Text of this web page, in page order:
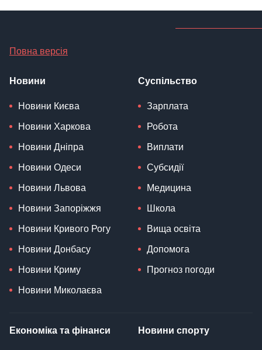
Повна версія
Новини
Новини Києва
Новини Харкова
Новини Дніпра
Новини Одеси
Новини Львова
Новини Запоріжжя
Новини Кривого Рогу
Новини Донбасу
Новини Криму
Новини Миколаєва
Суспільство
Зарплата
Робота
Виплати
Субсидії
Медицина
Школа
Вища освіта
Допомога
Прогноз погоди
Економіка та фінанси Новини спорту